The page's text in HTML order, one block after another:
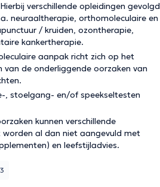
verschillende opleidingen gevolgd
neuraaltherapie, orthomoleculaire en
/ kruiden, ozontherapie,
kankertherapie.
aanpak richt zich op het
van de onderliggende oorzaken van
, stoelgang- en/of speekseltesten
kunnen verschillende
al dan niet aangevuld met
en leefstijladvies.